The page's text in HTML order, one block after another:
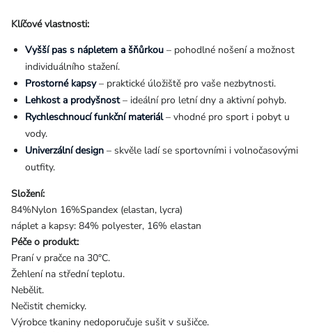
Klíčové vlastnosti:
Vyšší pas s nápletem a šňůrkou – pohodlné nošení a možnost
individuálního stažení.
Prostorné kapsy– praktické úložiště pro vaše nezbytnosti.
Lehkost a prodyšnost– ideální pro letní dny a aktivní pohyb.
Rychleschnoucí funkční materiál– vhodné pro sport i pobyt u
vody.
Univerzální design – skvěle ladí se sportovními i volnočasovými
outfity.
Složení:
84%Nylon 16%Spandex (elastan, lycra)
náplet a kapsy: 84% polyester, 16% elastan
Péče o produkt:
Praní v pračce na 30°C.
Žehlení na střední teplotu.
Nebělit.
Nečistit chemicky.
Výrobce tkaniny nedoporučuje sušit v sušičce.